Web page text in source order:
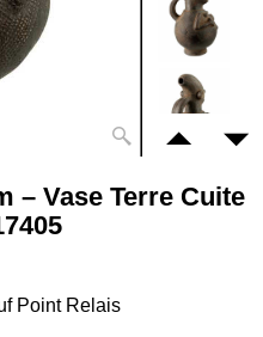
– Vase Terre Cuite
Point Relais